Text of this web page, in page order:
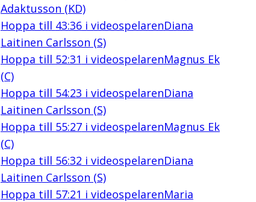
Adaktusson (KD)
Hoppa till 43:36i videospelarenDiana
Laitinen Carlsson (S)
Hoppa till 52:31 i videospelarenMagnus Ek
(C)
Hoppa till 54:23 i videospelarenDiana
Laitinen Carlsson (S)
Hoppa till 55:27i videospelarenMagnus Ek
(C)
Hoppa till 56:32 i videospelarenDiana
Laitinen Carlsson (S)
Hoppa till 57:21 i videospelarenMaria